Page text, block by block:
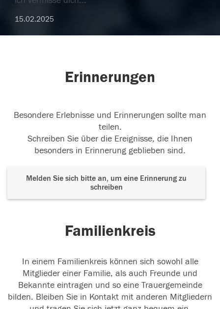
15.02.2025
Erinnerungen
Besondere Erlebnisse und Erinnerungen sollte man
teilen.
Schreiben Sie über die Ereignisse, die Ihnen
besonders in Erinnerung geblieben sind.
Melden Sie sich bitte an, um eine Erinnerung zu
schreiben
Familienkreis
In einem Familienkreis können sich sowohl alle
Mitglieder einer Familie, als auch Freunde und
Bekannte eintragen und so eine Trauergemeinde
bilden. Bleiben Sie in Kontakt mit anderen Mitgliedern